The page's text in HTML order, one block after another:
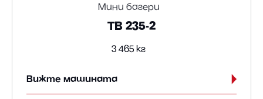
Мини багери
TB 235-2
3 465 кг
Вижте машината